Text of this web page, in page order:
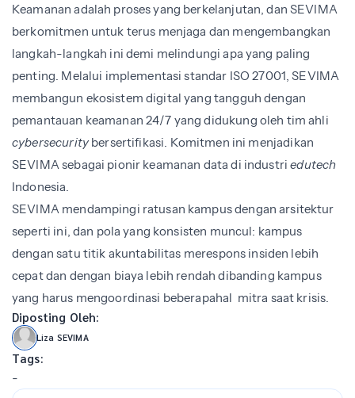
Keamanan adalah proses yang berkelanjutan, dan SEVIMA
berkomitmen untuk terus menjaga dan mengembangkan
langkah-langkah ini demi melindungi apa yang paling
penting. Melalui implementasi standar ISO 27001, SEVIMA
membangun ekosistem digital yang tangguh dengan
pemantauan keamanan 24/7 yang didukung oleh tim ahli
cybersecuritybersertifikasi. Komitmen ini menjadikan
SEVIMA sebagai pionir keamanan data di industriedutech
Indonesia.
SEVIMA mendampingi ratusan kampus dengan arsitektur
seperti ini, dan pola yang konsisten muncul: kampus
dengan satu titik akuntabilitas merespons insiden lebih
cepat dan dengan biaya lebih rendah dibanding kampus
yang harus mengoordinasi beberapahal mitra saat krisis.
Diposting Oleh:
Liza SEVIMA
Tags:
-